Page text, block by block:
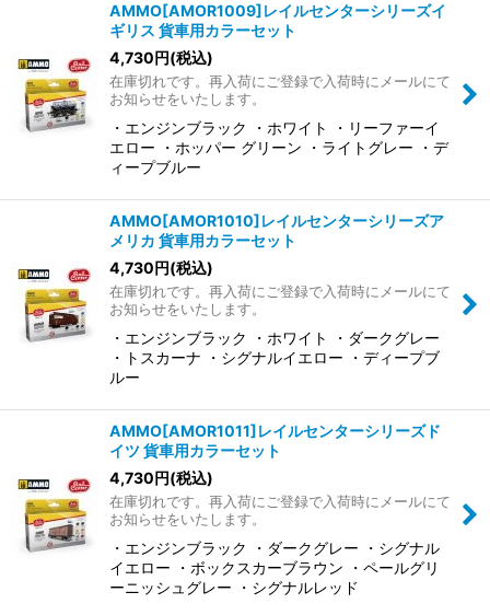
AMMO[AMOR1009]レイルセンターシリーズイ
ギリス 貨車用カラーセット
4,730円(税込)
在庫切れです。再入荷にご登録で入荷時にメールにて
お知らせをいたします。
・エンジンブラック ・ホワイト ・リーファーイ
エロー ・ホッパー グリーン ・ライトグレー ・デ
ィープブルー
AMMO[AMOR1010]レイルセンターシリーズア
メリカ 貨車用カラーセット
4,730円(税込)
在庫切れです。再入荷にご登録で入荷時にメールにて
お知らせをいたします。
・エンジンブラック ・ホワイト ・ダークグレー
・トスカーナ ・シグナルイエロー ・ディープブ
ルー
AMMO[AMOR1011]レイルセンターシリーズド
イツ 貨車用カラーセット
4,730円(税込)
在庫切れです。再入荷にご登録で入荷時にメールにて
お知らせをいたします。
・エンジンブラック ・ダークグレー ・シグナル
イエロー ・ボックスカーブラウン ・ペールグリ
ーニッシュグレー ・シグナルレッド